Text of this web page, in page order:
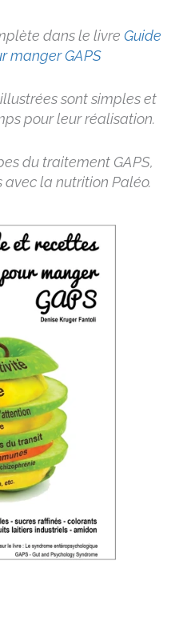
dans le livre Guide
manger GAPS
sont simples et
pour leur réalisation.
du traitement GAPS,
la nutrition Paléo.